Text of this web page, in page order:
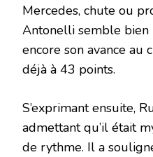
Mercedes, chute ou
Antonelli semble bien
encore son avance au
déjà à 43 points.
S’exprimant ensuite,
admettant qu’il était
de rythme. Il a